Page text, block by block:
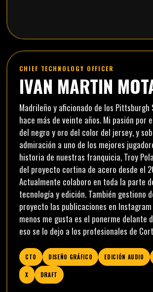
CHIEF TECHNOLOGY OFFICER
IVAN MARTIN
Madrileño y aficionado de los Pittsburgh
hace más de veinte años. Mi pasión por
del negro y oro del color del jersey, y
admiración a uno de los mejores
historia de nuestras franquicia, Troy
del proyecto cortina de acero desde el
Actualmente colaboro en toda la parte
tecnología y edición. También gestiono
proyecto las publicaciones en Instagram
menos me gusta es el ponerme delante
eso se lo dejo a los profesionales de
CTO DISEÑO GRÁFICO EDICIÓN AUDIO
X DRAFT